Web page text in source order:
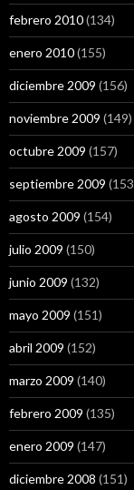
febrero 2010(134)
enero 2010(155)
diciembre 2009 (156)
noviembre 2009 (149)
octubre 2009 (157)
septiembre 2009
agosto 2009 (154)
julio 2009 (150)
junio 2009 (132)
mayo 2009 (151)
abril 2009 (152)
marzo 2009 (140)
febrero 2009 (135)
enero 2009 (147)
diciembre 2008 (151)